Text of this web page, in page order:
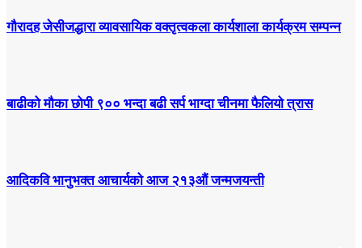
गौरादह जेसीजद्धारा व्यावसायिक वक्तृत्वकला कार्यशाला कार्यक्रम सम्पन्न
बाढीको मौका छोपी ९०० भन्दा बढी सर्प भाग्दा चीनमा फैलियो त्रास
आदिकवि भानुभक्त आचार्यको आज २१३औं जन्मजयन्ती